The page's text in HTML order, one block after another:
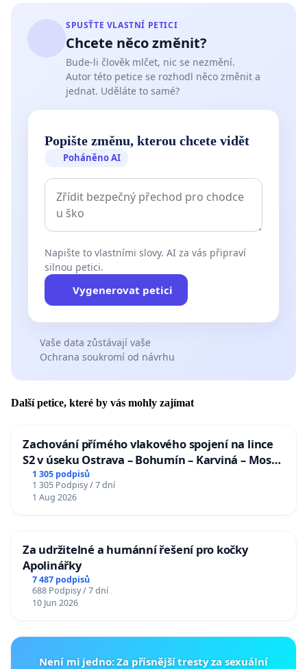
SPUSŤTE VLASTNÍ PETICI
Chcete něco změnit?
Bude-li člověk mlčet, nic se nezmění.
Autor této petice se rozhodl něco změnit a
jednat. Uděláte to samé?
Popište změnu, kterou chcete vidět
Poháněno AI
Napište to vlastními slovy. AI za vás připraví
silnou petici.
Vygenerovat petici
Vaše data zůstávají vaše
Ochrana soukromí od návrhu
Další petice, které by vás mohly zajímat
Zachování přímého vlakového spojení na lince
S2 v úseku Ostrava – Bohumín – Karviná – Mosty
u Jablunkova
1 305 podpisů
1 305 Podpisy / 7 dní
1 Aug 2026
Za udržitelné a humánní řešení pro kočky
Apolinářky
7 487 podpisů
688 Podpisy / 7 dní
10 Jun 2026
Není mi jedno: Za přísnější tresty za sexuální